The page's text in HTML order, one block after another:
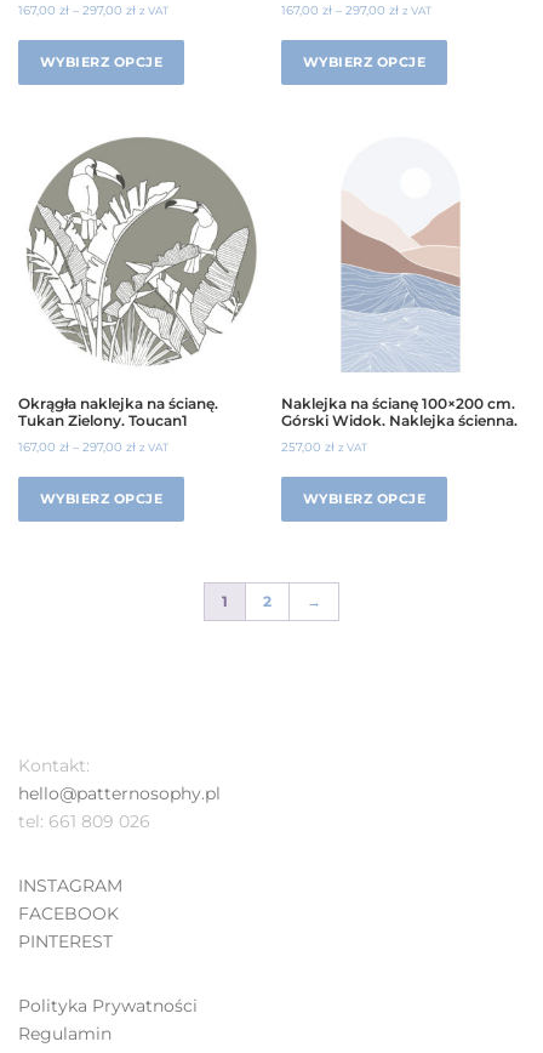
167,00 zł – 297,00 zł z VAT
WYBIERZ OPCJE
167,00zł –297,00zł z VAT
WYBIERZ OPCJE
Okrągła naklejka na ścianę.
Tukan Zielony. Toucan1
167,00 zł – 297,00 zł z VAT
WYBIERZ OPCJE
Naklejka na ścianę 100×200 cm.
Górski Widok. Naklejka ścienna.
257,00zł z VAT
WYBIERZ OPCJE
1 2 →
Kontakt:
hello@patternosophy.pl
tel: 661 809 026
INSTAGRAM
FACEBOOK
PINTEREST
Polityka Prywatności
Regulamin